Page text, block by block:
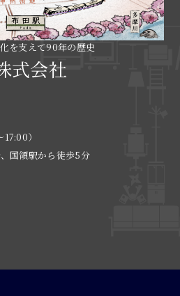
を支えて90年の歴史
式会社
）
国領駅から徒歩5分